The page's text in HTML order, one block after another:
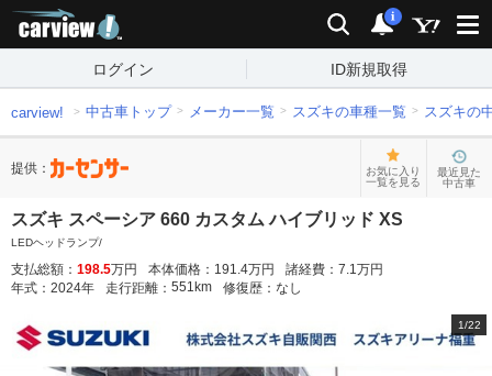
検索 通知
i
ログイン ID新規取得
carview! 中古車トップ メーカー一覧 スズキの車種一覧 スズキの
提供：
お気に入り
一覧を見る
最近見た
中古車
スズキ スペーシア 660 カスタム ハイブリッド XS
LEDヘッドランプ/
支払総額： 198.5万円 本体価格： 191.4万円 諸経費： 7.1万円
年式： 2024年 走行距離： 551 km 修復歴： なし
1/22